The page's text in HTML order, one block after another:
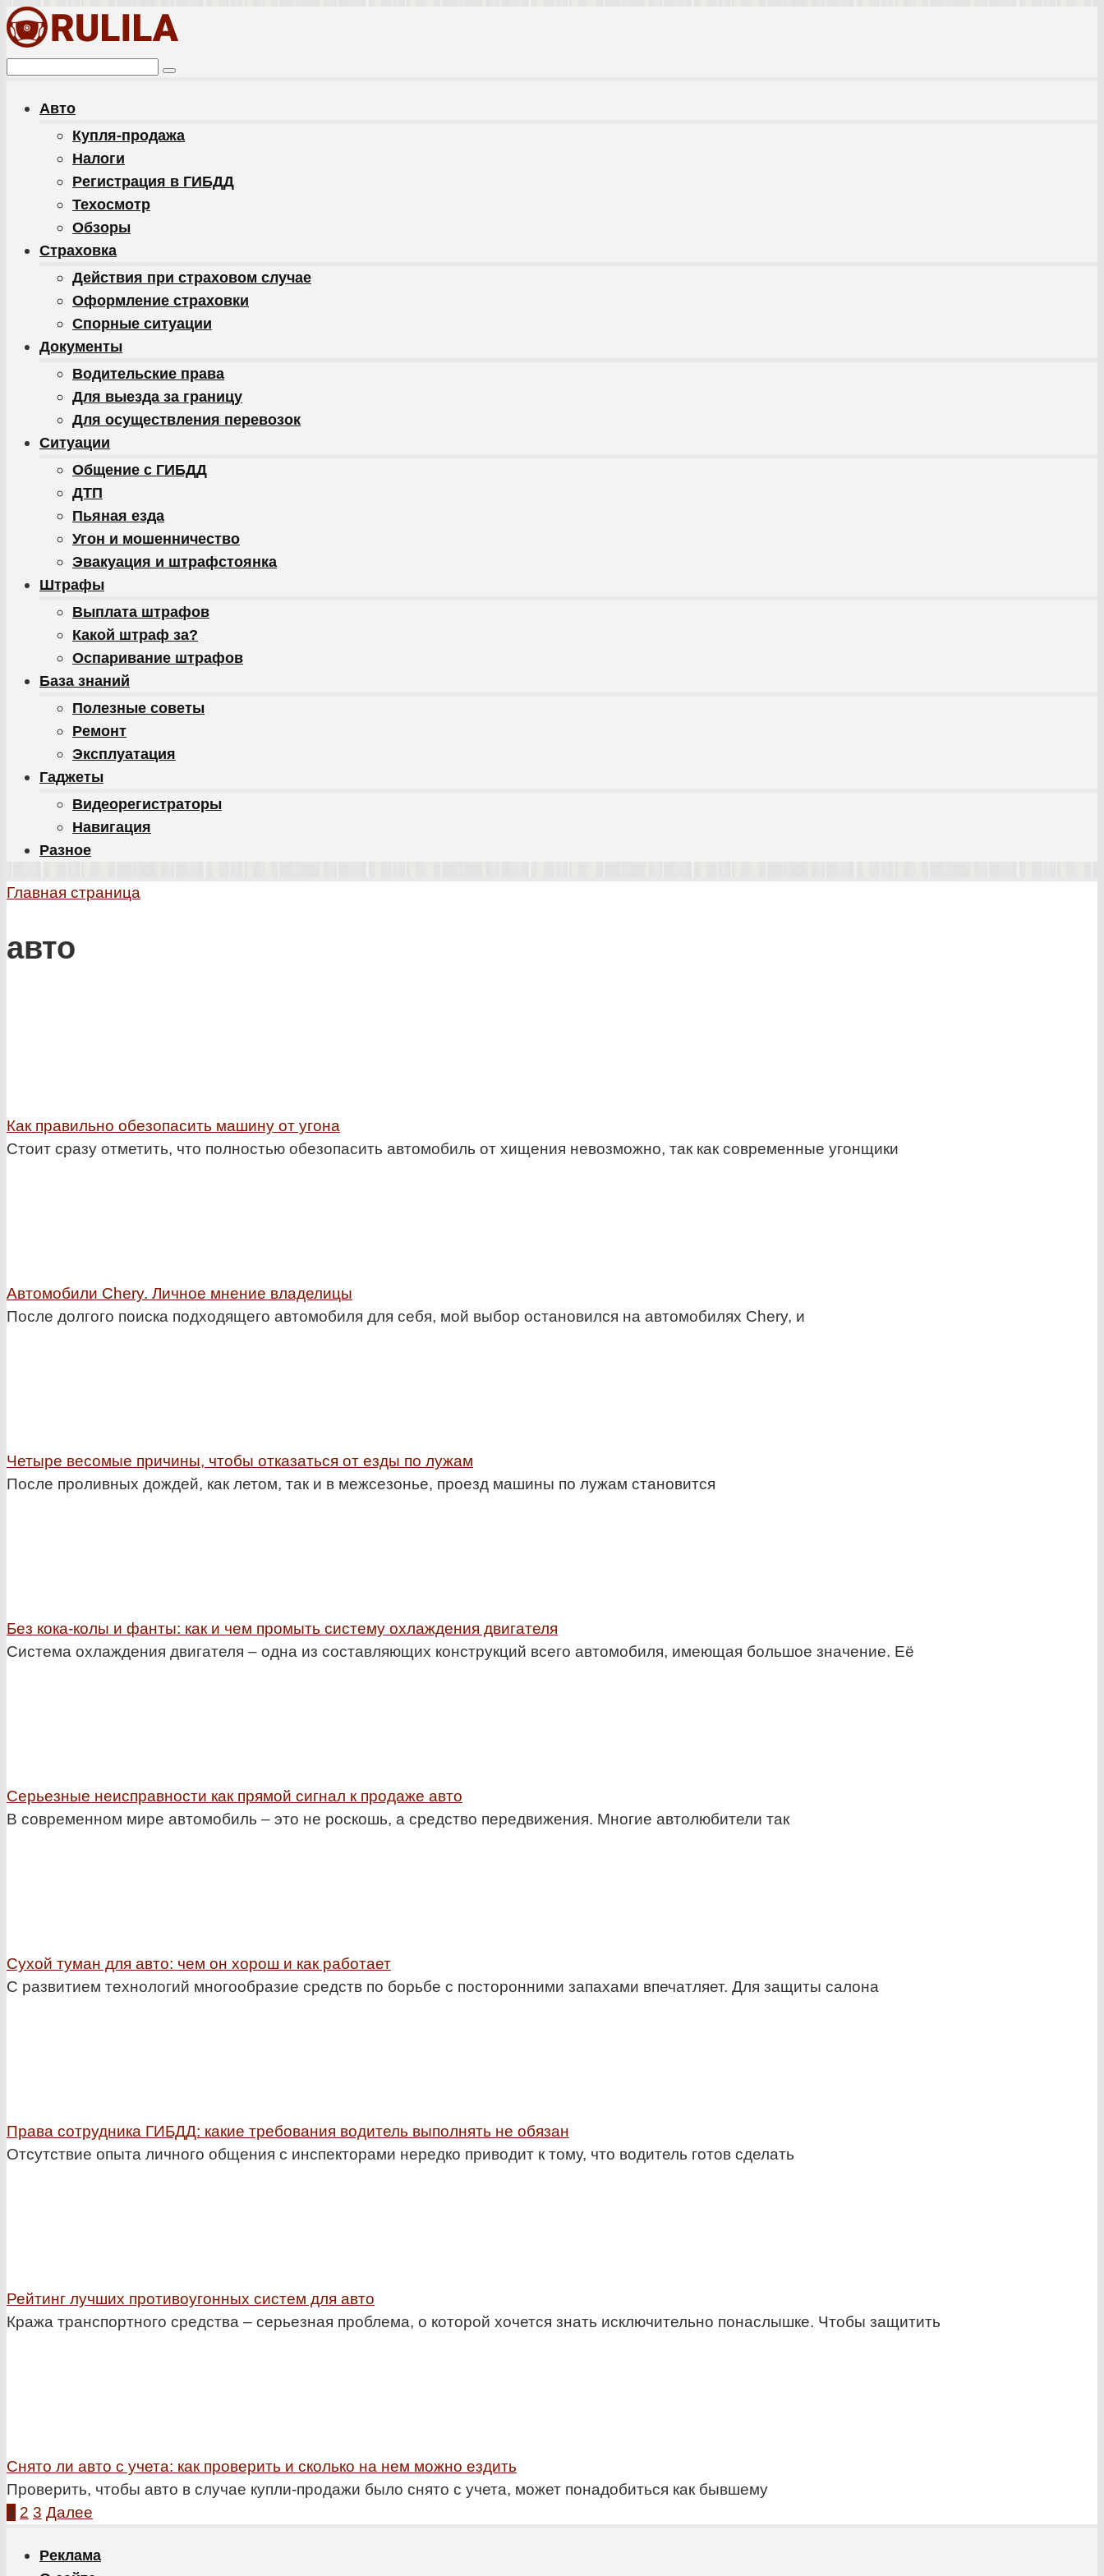
Перейти
к
контенту
Поиск:
Авто
Купля-продажа
Налоги
Регистрация в ГИБДД
Техосмотр
Обзоры
Cтраховка
Действия при страховом случае
Оформление страховки
Спорные ситуации
Документы
Водительские права
Для выезда за границу
Для осуществления перевозок
Ситуации
Общение с ГИБДД
ДТП
Пьяная езда
Угон и мошенничество
Эвакуация и штрафстоянка
Штрафы
Выплата штрафов
Какой штраф за?
Оспаривание штрафов
База знаний
Полезные советы
Ремонт
Эксплуатация
Гаджеты
Видеорегистраторы
Навигация
Разное
Главная страница
авто
Как правильно обезопасить машину от угона
Стоит сразу отметить, что полностью обезопасить автомобиль от хищения невозможно, так как современные угонщики
Автомобили Chery. Личное мнение владелицы
После долгого поиска подходящего автомобиля для себя, мой выбор остановился на автомобилях Chery, и
Четыре весомые причины, чтобы отказаться от езды по лужам
После проливных дождей, как летом, так и в межсезонье, проезд машины по лужам становится
Без кока-колы и фанты: как и чем промыть систему охлаждения двигателя
Система охлаждения двигателя – одна из составляющих конструкций всего автомобиля, имеющая большое значение. Её
Серьезные неисправности как прямой сигнал к продаже авто
В современном мире автомобиль – это не роскошь, а средство передвижения. Многие автолюбители так
Сухой туман для авто: чем он хорош и как работает
С развитием технологий многообразие средств по борьбе с посторонними запахами впечатляет. Для защиты салона
Права сотрудника ГИБДД: какие требования водитель выполнять не обязан
Отсутствие опыта личного общения с инспекторами нередко приводит к тому, что водитель готов сделать
Рейтинг лучших противоугонных систем для авто
Кража транспортного средства – серьезная проблема, о которой хочется знать исключительно понаслышке. Чтобы защитить
Снято ли авто с учета: как проверить и сколько на нем можно ездить
Проверить, чтобы авто в случае купли-продажи было снято с учета, может понадобиться как бывшему
Пагинация
1 2 3 Далее
Реклама